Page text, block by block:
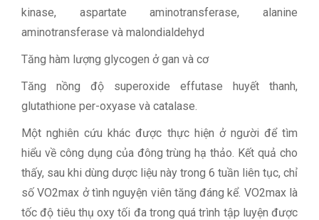
kinase, aspartate aminotransferase, alanine
aminotransferase và malondialdehyd
Tăng hàm lượng glycogen ở gan và cơ
Tăng nồng độ superoxide effutase huyết thanh,
glutathione per-oxyase và catalase.
Một nghiên cứu khác được thực hiện ở người để tìm
hiểu về công dụng của đông trùng hạ thảo. Kết quả cho
thấy, sau khi dùng dược liệu này trong 6 tuần liên tục, chỉ
số VO2max ở tình nguyện viên tăng đáng kể. VO2max là
tốc độ tiêu thụ oxy tối đa trong quá trình tập luyện được